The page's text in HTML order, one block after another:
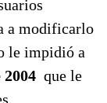
a modificarlo
le impidió a
2004 que le